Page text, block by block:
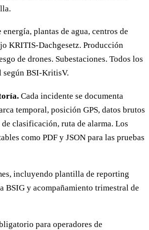
energía, plantas de agua, centros de
KRITIS-Dachgesetz. Producción
de drones. Subestaciones. Todos los
según BSI-KritisV.
Cada incidente se documenta
temporal, posición GPS, datos brutos
clasificación, ruta de alarma. Los
como PDF y JSON para las pruebas
incluyendo plantilla de reporting
BSIG y acompañamiento trimestral de
para operadores de